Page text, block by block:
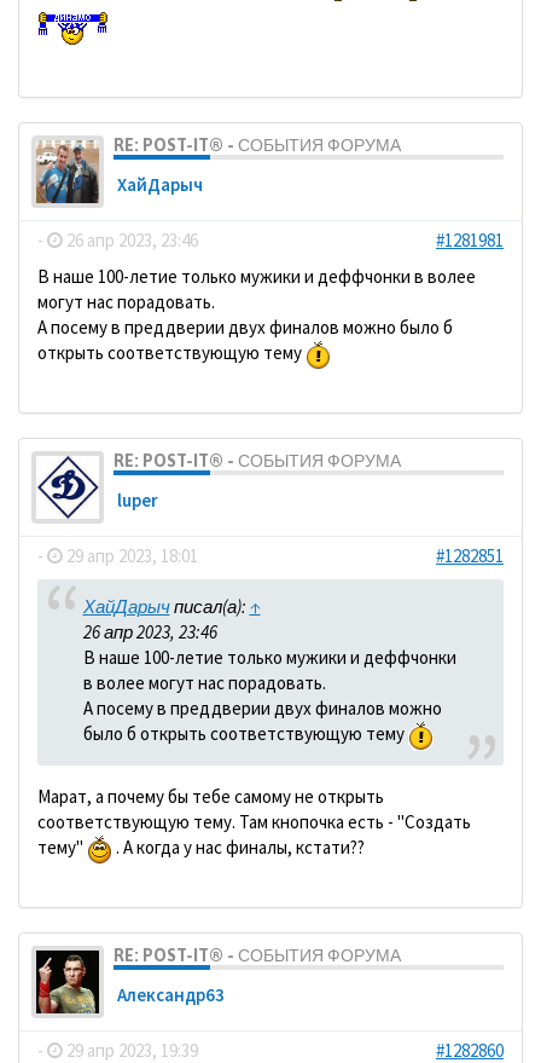
RE: POST-IT® - СОБЫТИЯ ФОРУМА
ХайДарыч
- 26 апр 2023, 23:46
#1281981
В наше 100-летие только мужики и деффчонки в волее
могут нас порадовать.
А посему в преддверии двух финалов можно было б
открыть соответствующую тему
RE: POST-IT® - СОБЫТИЯ ФОРУМА
luper
- 29 апр 2023, 18:01 #1282851
ХайДарычписал(а): ↑
26 апр 2023, 23:46
В наше 100-летие только мужики и деффчонки
в волее могут нас порадовать.
А посему в преддверии двух финалов можно
было б открыть соответствующую тему
Марат, а почему бы тебе самому не открыть
соответствующую тему. Там кнопочка есть - "Создать
тему"
. А когда у нас финалы, кстати??
RE: POST-IT® - СОБЫТИЯ ФОРУМА
Александр63
- 29 апр 2023, 19:39 #1282860